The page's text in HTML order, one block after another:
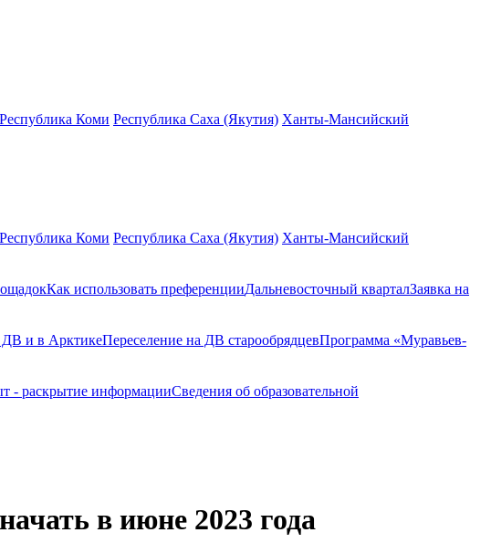
Республика Коми Республика Саха (Якутия) Ханты-Мансийский
Республика Коми Республика Саха (Якутия) Ханты-Мансийский
Как использовать преференцииДальневосточный кварталЗаявка на
ДВ и в АрктикеПереселение на ДВ старообрядцевПрограмма «Муравьев-
- раскрытие информацииСведения об образовательной
в июне 2023 года